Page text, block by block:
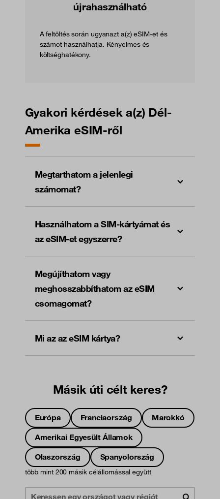
újrahasználható
A feltöltés során ugyanazt a(z) eSIM-et és
számot használhatja. Kényelmes és
költséghatékony.
Gyakori kérdések a(z) Dél-
Amerika eSIM-ről
Megtarthatom a jelenlegi
számomat?
Használhatom a SIM-kártyámat és
az eSIM-et egyszerre?
Megújíthatom vagy
meghosszabbíthatom az eSIM
csomagomat?
Mi az az eSIM kártya?
Másik úti célt keres?
Európa Franciaország
Marokkó
Amerikai Egyesült Államok
Olaszország
Spanyolország
több mint 200 másik célállomással együtt